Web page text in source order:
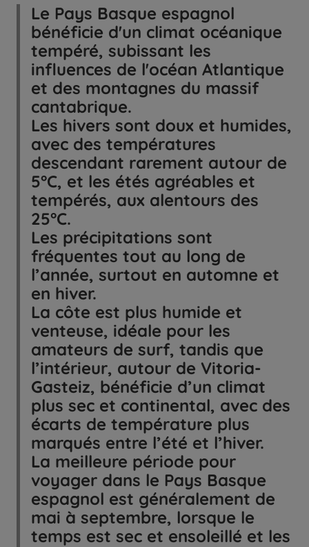
Le Pays Basque espagnol
bénéficie d'un climat océanique
tempéré, subissant les
influences de l'océan Atlantique
et des montagnes du massif
cantabrique.
Les hivers sont doux et humides,
avec des températures
descendant rarement autour de
5°C, et les étés agréables et
tempérés, aux alentours des
25°C.
Les précipitations sont
fréquentes tout au long de
l’année, surtout en automne et
en hiver.
La côte est plus humide et
venteuse, idéale pour les
amateurs de surf, tandis que
l’intérieur, autour de Vitoria-
Gasteiz, bénéficie d’un climat
plus sec et continental, avec des
écarts de température plus
marqués entre l’été et l’hiver.
La meilleure période pour
voyager dans le Pays Basque
espagnol est généralement de
mai à septembre, lorsque le
temps est sec et ensoleillé et les